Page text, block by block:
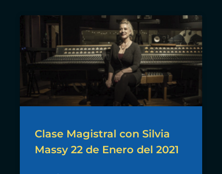
Clase Magistral con Silvia
Massy 22 de Enero del 2021